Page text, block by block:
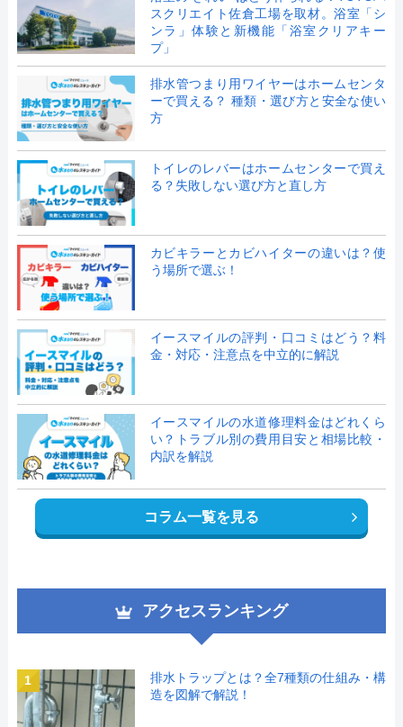
スクリエイト佐倉工場を取材。浴室「シ
ンラ」体験と新機能「浴室クリアキー
プ」
排水管つまり用ワイヤーはホームセンタ
ーで買える？ 種類・選び方と安全な使い
方
トイレのレバーはホームセンターで買え
る？失敗しない選び方と直し方
カビキラーとカビハイターの違いは？使
う場所で選ぶ！
イースマイルの評判・口コミはどう？料
金・対応・注意点を中立的に解説
イースマイルの水道修理料金はどれくら
い？トラブル別の費用目安と相場比較・
内訳を解説
コラム一覧を見る
アクセスランキング
1
排水トラップとは？全7種類の仕組み・構
造を図解で解説！